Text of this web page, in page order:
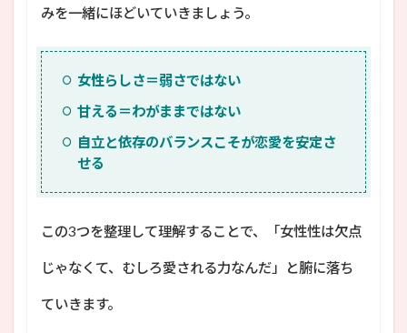
みを一緒にほどいていきましょう。
女性らしさ＝弱さではない
甘える＝わがままではない
自立と依存のバランスこそが恋愛を安定さ
せる
この3つを整理して理解することで、「女性性は欠点
じゃなくて、むしろ愛される力なんだ」と腑に落ち
ていきます。